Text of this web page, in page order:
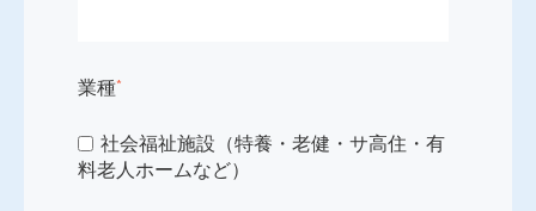
業種*
社会福祉施設（特養・老健・サ高住・有
料老人ホームなど）